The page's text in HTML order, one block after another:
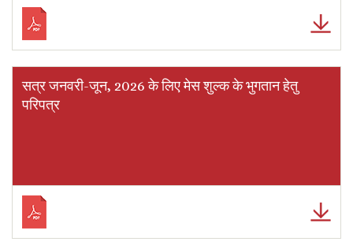
सत्र जनवरी-जून, 2026 के लिए मेस शुल्क के भुगतान हेतु
परिपत्र